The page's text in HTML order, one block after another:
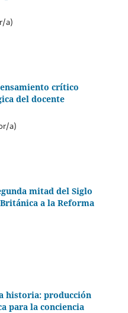
a)
crítico
del docente
a)
mitad del Siglo
a la Reforma
historia: producción
para la conciencia